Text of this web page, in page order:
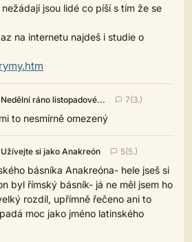
jsou lidé co píší s tím že se
na internetu najdeš i studie o
Nedělní ráno listopadové... 7(3.)
to nesmírně omezený
Užívejte si jako Anakreón 5(5.)
básníka Anakreóna- hele jseš si
byl římský básník- já ne měl jsem ho
rozdíl, upřímně řečeno ani to
moc jako jméno latinského